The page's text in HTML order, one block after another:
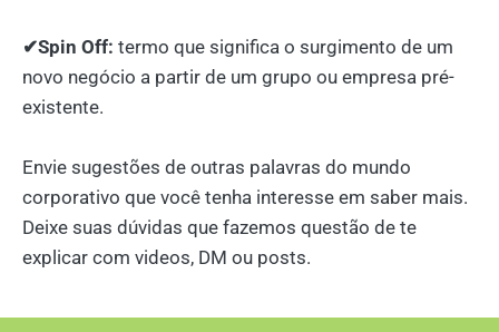
✔Spin Off: termo que significa o surgimento de um
novo negócio a partir de um grupo ou empresa pré-
existente.
Envie sugestões de outras palavras do mundo
corporativo que você tenha interesse em saber mais.
Deixe suas dúvidas que fazemos questão de te
explicar com videos, DM ou posts.